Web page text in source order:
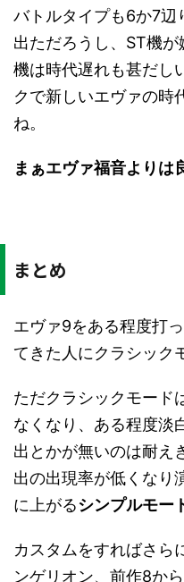
バトルタイプも6か7辺
出ただろうし、ST機
機は時代遅れも甚だし
クで新しいエヴァの時
ね。
まぁエヴァ福音よりは
まとめ
エヴァ9をある程度打
てきた人にクラシック
ただクラシックモード
なくなり、ある程度淡
出とかが無いのは耐え
出の出現率が低くなり
に上がるシンプルモー
カスタムをすればさら
ンゲリオン、前作8か